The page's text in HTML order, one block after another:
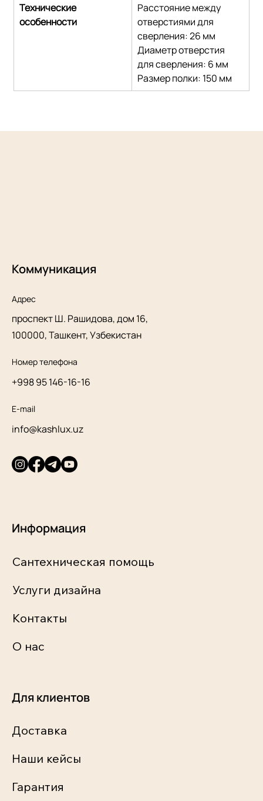
Технические
особенности
Расстояние между
отверстиями для
сверления: 26 мм
Диаметр отверстия
для сверления: 6 мм
Размер полки: 150 мм
Коммуникация
Адрес
проспект Ш. Рашидова, дом 16,
100000, Ташкент, Узбекистан
Номер телефона
+998 95 146-16-16
E-mail
info@kashlux.uz
Информация
Сантехническая помощь
Услуги дизайна
Контакты
О нас
Для клиентов
Доставка
Наши кейсы
Гарантия